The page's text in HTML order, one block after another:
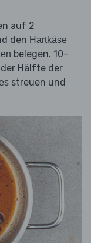
auf 2
den Hartkäse
belegen. 10–
der Hälfte der
streuen und